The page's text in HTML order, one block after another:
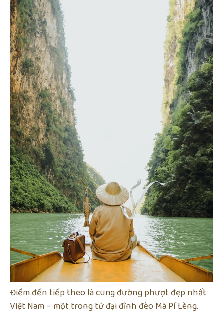
Điểm đến tiếp theo là cung đường phượt đẹp nhất
Việt Nam – một trong tứ đại đỉnh đèo Mã Pí Lèng.